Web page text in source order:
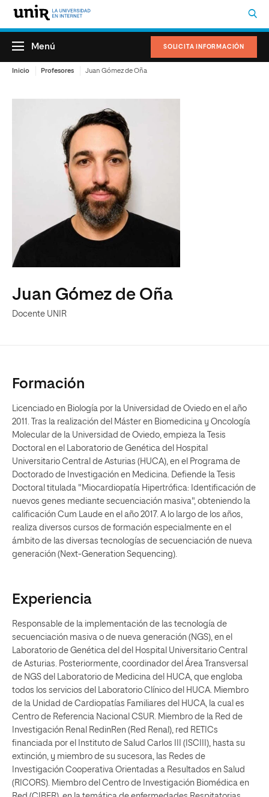
SOLICITA INFORMACIÓN
Menú
Inicio Profesores Juan Gómez de Oña
Juan Gómez de Oña
Docente UNIR
Formación
Licenciado en Biología por la Universidad de Oviedo en el año
2011. Tras la realización del Máster en Biomedicina y Oncología
Molecular de la Universidad de Oviedo, empieza la Tesis
Doctoral en el Laboratorio de Genética del Hospital
Universitario Central de Asturias (HUCA), en el Programa de
Doctorado de Investigación en Medicina. Defiende la Tesis
Doctoral titulada "Miocardiopatía Hipertrófica: Identificación de
nuevos genes mediante secuenciación masiva", obteniendo la
calificación Cum Laude en el año 2017. A lo largo de los años,
realiza diversos cursos de formación especialmente en el
ámbito de las diversas tecnologías de secuenciación de nueva
generación (Next-Generation Sequencing).
Experiencia
Responsable de la implementación de las tecnología de
secuenciación masiva o de nueva generación (NGS), en el
Laboratorio de Genética del del Hospital Universitario Central
de Asturias. Posteriormente, coordinador del Área Transversal
de NGS del Laboratorio de Medicina del HUCA, que engloba
todos los servicios del Laboratorio Clínico del HUCA. Miembro
de la Unidad de Cardiopatías Familiares del HUCA, la cual es
Centro de Referencia Nacional CSUR. Miembro de la Red de
Investigación Renal RedinRen (Red Renal), red RETICs
financiada por el Instituto de Salud Carlos III (ISCIII), hasta su
extinción, y miembro de su sucesora, las Redes de
Investigación Cooperativa Orientadas a Resultados en Salud
(RICORS). Miembro del Centro de Investigación Biomédica en